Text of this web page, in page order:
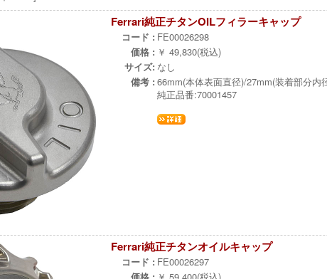
Ferrari純正チタンOILフィラーキャップ
コード : FE00026298
価格 : ￥ 49,830(税込)
サイズ: なし
備考 : 66mm(本体表面直径)/27mm(装着部分内
純正品番:70001457
Ferrari純正チタンオイルキャップ
コード : FE00026297